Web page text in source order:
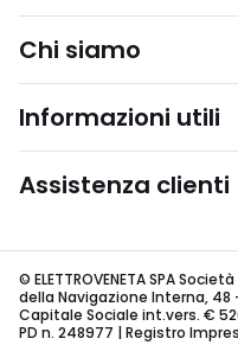
Chi siamo
Informazioni utili
Assistenza clienti
© ELETTROVENETA SPA
della Navigazione Interna, 48
Capitale Sociale int.vers. €
PD n. 248977 | Registro